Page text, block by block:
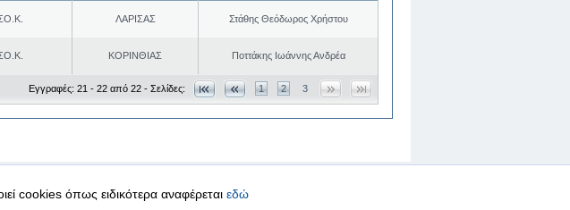
ΛΑΡΙΣΑΣ Στάθης Θεόδωρος Χρήστου
ΚΟΡΙΝΘΙΑΣ Ποττάκης Ιωάννης Ανδρέα
Εγγραφές: 21 - 22 από 22 - Σελίδες: 1 2 3
cookies όπως ειδικότερα αναφέρεται εδώ